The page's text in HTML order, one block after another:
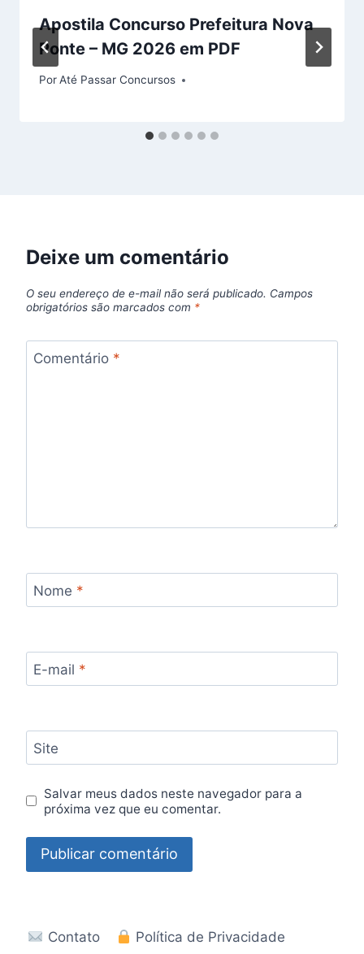
Apostila Concurso Prefeitura Nova
Ponte – MG 2026 em PDF
PorAté Passar Concursos
Deixe um comentário
O seu endereço de e-mail não será publicado. Campos
obrigatórios são marcados com *
Comentário *
Nome *
E-mail *
Site
Salvar meus dados neste navegador para a
próxima vez que eu comentar.
Contato Política de Privacidade